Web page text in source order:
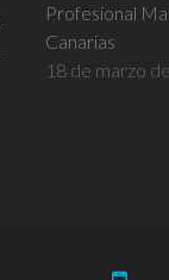
Profesional
Canarias
18 de marzo